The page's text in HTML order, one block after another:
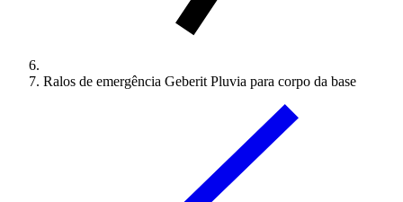
Ralos de emergência Geberit Pluvia para corpo da base